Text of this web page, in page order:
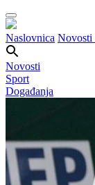
Naslovnica Novosti
Novosti
Sport
Događanja